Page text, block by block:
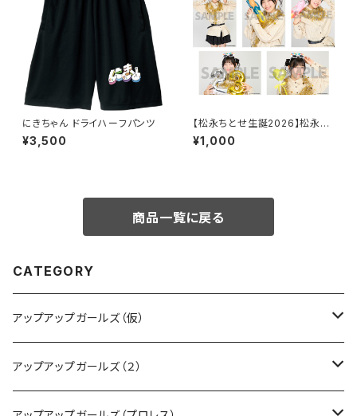
にきちゃん ドライハーフパンツ
¥3,500
【松永ちとせ生誕2026】松永ち
とせ生誕2026 L判生写真（2枚
入り）
¥1,000
商品一覧に戻る
CATEGORY
アップアップガールズ（仮）
CD・DVD・Blu-ray
アップアップガールズ（２）